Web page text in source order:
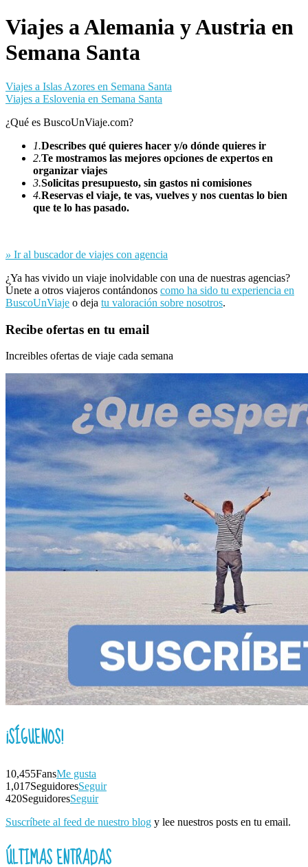
Viajes a Alemania y Austria en
Semana Santa
Viajes a Islas Azores en Semana Santa
Viajes a Eslovenia en Semana Santa
¿Qué es BuscoUnViaje.com?
1.Describes qué quieres hacer y/o dónde quieres ir
2.Te mostramos las mejores opciones de expertos en
organizar viajes
3.Solicitas presupuesto, sin gastos ni comisiones
4.Reservas el viaje, te vas, vuelves y nos cuentas lo bien
que te lo has pasado.
» Ir al buscador de viajes con agencia
¿Ya has vivido un viaje inolvidable con una de nuestras agencias?
Únete a otros viajeros contándonos como ha sido tu experiencia en
BuscoUnViaje o deja tu valoración sobre nosotros.
Recibe ofertas en tu email
Increibles ofertas de viaje cada semana
¡SÍGUENOS!
10,455FansMe gusta
1,017SeguidoresSeguir
420SeguidoresSeguir
Suscríbete al feed de nuestro blog y lee nuestros posts en tu email.
ÚLTIMAS ENTRADAS